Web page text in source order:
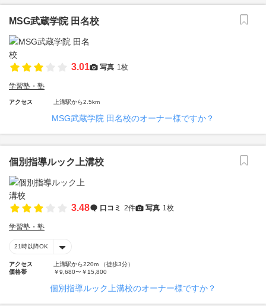
MSG武蔵学院 田名校
3.01 写真 1枚
学習塾・塾
アクセス 上溝駅から2.5km
MSG武蔵学院 田名校のオーナー様ですか？
個別指導ルック上溝校
3.48 口コミ 2件 写真 1枚
学習塾・塾
21時以降OK
アクセス
上溝駅から220m （徒歩3分）
価格帯
￥9,680〜￥15,800
個別指導ルック上溝校のオーナー様ですか？